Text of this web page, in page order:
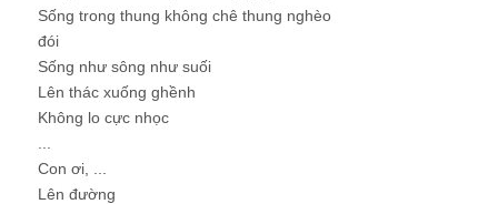
Sống trong thung không chê thung nghèo
đói
Sống như sông như suối
Lên thác xuống ghềnh
Không lo cực nhọc
Con ơi, ...
Lên đường